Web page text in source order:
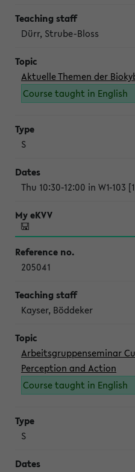
Dürr, Strube-Bloss
Aktuelle Themen der
Course taught in English
S
Thu 10:30-12:00 in W1-103
205041
Kayser, Böddeker
Arbeitsgruppenseminar
Perception and Action
Course taught in English
S